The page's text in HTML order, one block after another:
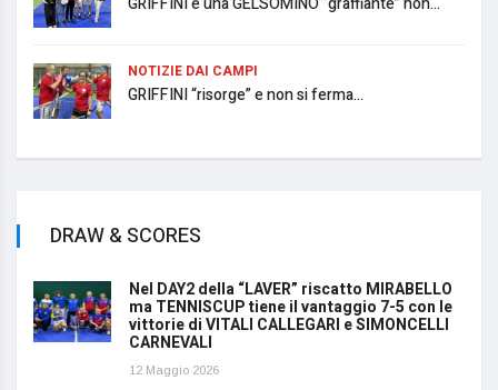
NOTIZIE DAI CAMPI
GRIFFINI “risorge” e non si ferma...
DRAW & SCORES
Nel DAY2 della “LAVER” riscatto MIRABELLO
ma TENNISCUP tiene il vantaggio 7-5 con le
vittorie di VITALI CALLEGARI e SIMONCELLI
CARNEVALI
12 Maggio 2026